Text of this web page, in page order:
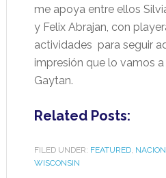
me apoya entre ellos
y Felix Abrajan, con
actividades para seguir
impresión que lo vamos a
Gaytan.
Related Posts:
FILED UNDER: FEATURED,
WISCONSIN